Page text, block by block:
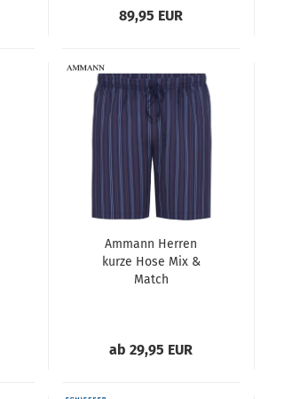
89,95 EUR
Ammann Herren
kurze Hose Mix &
Match
ab 29,95 EUR